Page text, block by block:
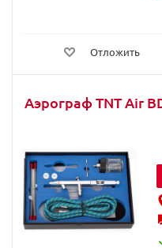
Отложить
Аэрограф TNT Air